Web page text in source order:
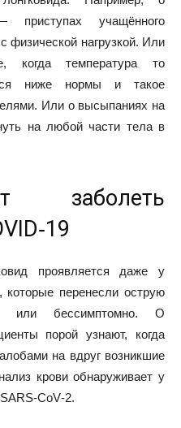
приступах учащённого
физической нагрузкой. Или
когда температура то
ниже нормы и такое
Или о высыпаниях на
на любой части тела в
заболеть
проявляется даже у
которые перенесли острую
или бессимптомно. О
порой узнают, когда
на вдруг возникшие
крови обнаруживает у